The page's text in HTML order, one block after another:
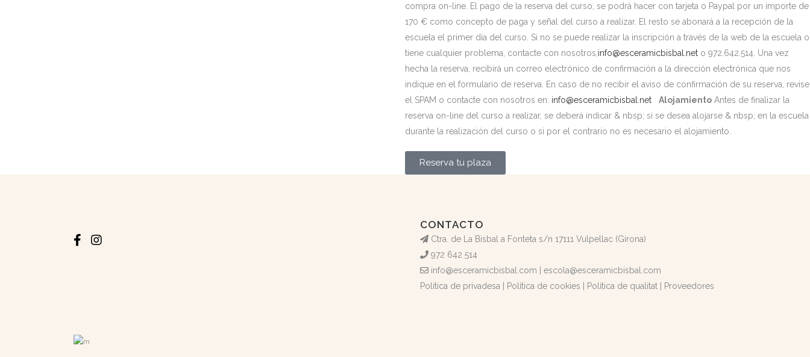
compra on-line. El pago de la reserva del curso, se podrá hacer con tarjeta o Paypal por un importe de
170 € como concepto de paga y señal del curso a realizar. El resto se abonará a la recepción de la
escuela el primer día del curso. Si no se puede realizar la inscripción a través de la web de la escuela o
tiene cualquier problema, contacte con nosotros;info@esceramicbisbal.net o 972.642.514. Una vez
hecha la reserva, recibirá un correo electrónico de confirmación a la dirección electrónica que nos
indique en el formulario de reserva. En caso de no recibir el aviso de confirmación de su reserva, revise
el SPAM o contacte con nosotros en: info@esceramicbisbal.net Alojamiento Antes de finalizar la
reserva on-line del curso a realizar, se deberá indicar & nbsp; si se desea alojarse & nbsp; en la escuela
durante la realización del curso o si por el contrario no es necesario el alojamiento.
Reserva tu plaza
CONTACTO
Ctra. de La Bisbal a Fonteta s/n 17111 Vulpellac (Girona)
972 642 514
info@esceramicbisbal.com
escola@esceramicbisbal.com
Política de privadesa
Política de cookies Política de qualitat Proveedores